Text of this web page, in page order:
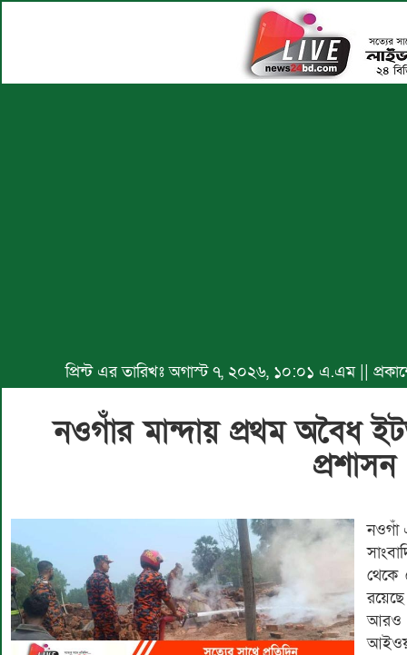
প্রিন্ট এর তারিখঃ অগাস্ট ৭, ২০২৬, ১০:০১ এ.এম ||
নওগাঁর মান্দায় প্রথম অবৈধ
প্রশাসন
নওগাঁ
থেকে
আরও